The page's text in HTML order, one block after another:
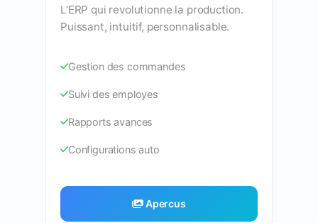
L'ERP qui revolutionne la production.
Puissant, intuitif, personnalisable.
Gestion des commandes
Suivi des employes
Rapports avances
Configurations auto
Apercus